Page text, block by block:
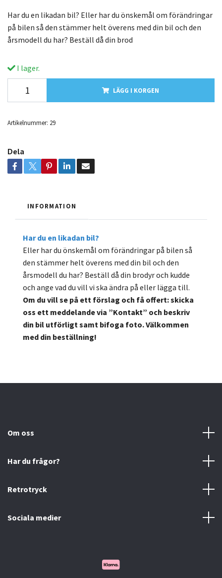
Har du en likadan bil? Eller har du önskemål om förändringar
på bilen så den stämmer helt överens med din bil och den
årsmodell du har? Beställ då din brod
I lager.
LÄGG I KORGEN
Artikelnummer: 29
Dela
INFORMATION
Har du en likadan bil?
Eller har du önskemål om förändringar på bilen så
den stämmer helt överens med din bil och den
årsmodell du har? Beställ då din brodyr och kudde
och ange vad du vill vi ska ändra på eller lägga till.
Om du vill se på ett förslag och få offert: skicka
oss ett meddelande via ”Kontakt” och beskriv
din bil utförligt samt bifoga foto. Välkommen
med din beställning!
Om oss
Har du frågor?
Retrotryck
Sociala medier